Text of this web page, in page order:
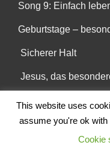
Song 9: Einfach
Geburtstage –
Sicherer Halt
Jesus, das
BAND
This website uses
assume you're ok
Cookie